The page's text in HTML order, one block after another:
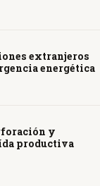
extranjeros
energética
y
productiva